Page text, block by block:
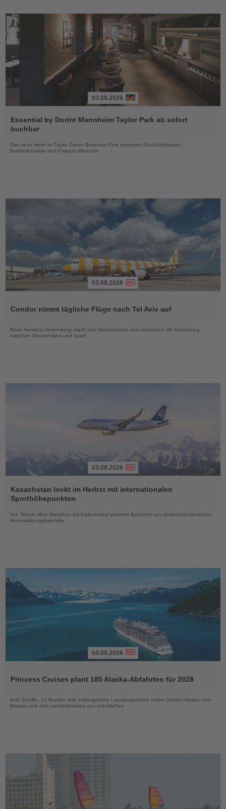
Sie
die
03.08.2026
Essential by Dorint Mannheim Taylor Park ab sofort
buchbar
Das neue Hotel im Taylor Green Business Park verbindet Geschäftsreisen,
Stadterlebnisse und Palazzo-Besuche
die
03.08.2026
Condor nimmt tägliche Flüge nach Tel Aviv auf
Neue Nonstop-Verbindung stärkt das Streckennetz und verbessert die Anbindung
zwischen Deutschland und Israel
Sie
die
Nachrichten
03.08.2026
Kasachstan lockt im Herbst mit internationalen
Sporthöhepunkten
Von Tennis über Marathon bis Eiskunstlauf erwartet Besucher ein abwechslungsreicher
Veranstaltungskalender
die
04.08.2026
Princess Cruises plant 185 Alaska-Abfahrten für 2028
Acht Schiffe, 14 Routen und umfangreiche Landprogramme sollen Gästen Alaska vom
Wasser und vom Landesinneren aus erschließen